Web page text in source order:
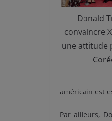
Donald
convaincre
une attitude
américain est
Par ailleurs,